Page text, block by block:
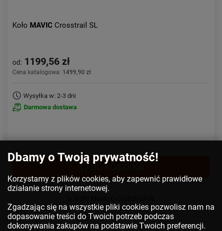
Koło MAVIC Crosstrail SL
od: 1199,56 zł
Cena katalogowa: 1499,90 zł
Wysyłka w: 2-3 dni
Darmowa dostawa
DO KOSZYKA
Dbamy o Twoją prywatność!
Korzystamy z plików cookies, aby zapewnić prawidłowe
działanie strony internetowej.
Zgadzając się na wszystkie pliki cookies pozwolisz nam na
dopasowanie treści do Twoich potrzeb podczas
dokonywania zakupów na podstawie Twoich preferencji.